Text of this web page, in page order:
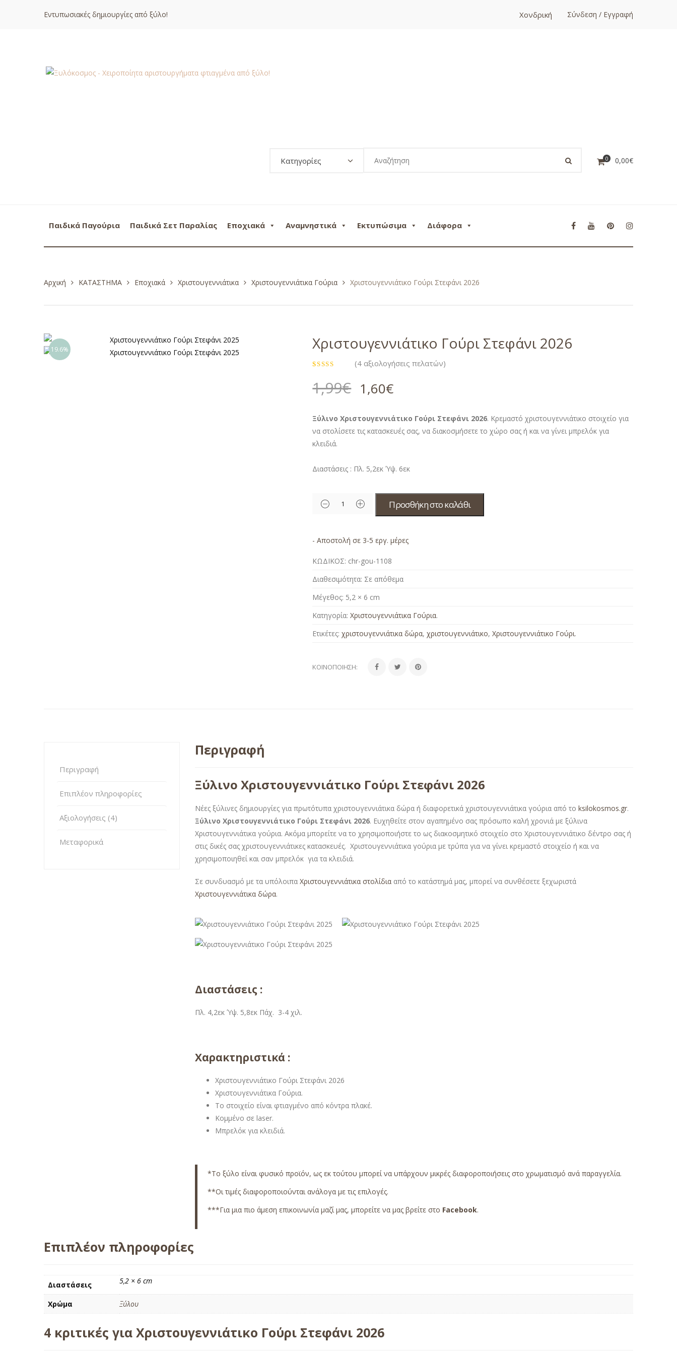
Εντυπωσιακές δημιουργίες από ξύλο! Χονδρική Σύνδεση / Εγγραφή
Κατηγορίες 0 0,00€
Παιδικά Παγούρια Παιδικά Σετ Παραλίας Εποχιακά Αναμνηστικά Εκτυπώσιμα Διάφορα
Αρχική ΚΑΤΑΣΤΗΜΑ Εποχιακά Χριστουγεννιάτικα Χριστουγεννιάτικα Γούρια Χριστουγεννιάτικο Γούρι Στεφάνι 2026
19.6% Χριστουγεννιάτικο Γούρι Στεφάνι 2026
από 5 με
βάση
(4 αξιολογήσεις πελατών)
1,99€ 1,60€
Ξύλινο Χριστουγεννιάτικο Γούρι Στεφάνι 2026. Κρεμαστό χριστουγεννιάτικο στοιχείο για
να στολίσετε τις κατασκευές σας, να διακοσμήσετε το χώρο σας ή και να γίνει μπρελόκ για
κλειδιά.
Διαστάσεις : Πλ. 5,2εκ Ύψ. 6εκ
Προσθήκη στο καλάθι
- Αποστολή σε 3-5 εργ. μέρες
ΚΩΔΙΚΟΣ: chr-gou-1108
Διαθεσιμότητα: Σε απόθεμα
Μέγεθος: 5,2 × 6 cm
Κατηγορία: Χριστουγεννιάτικα Γούρια.
Ετικέτες:χριστουγεννιάτικα δώρα,χριστουγεννιάτικο,Χριστουγεννιάτικο Γούρι.
ΚΟΙΝΟΠΟΊΗΣΗ:
Περιγραφή
Επιπλέον πληροφορίες
Αξιολογήσεις (4)
Μεταφορικά
Περιγραφή
Ξύλινο Χριστουγεννιάτικο Γούρι Στεφάνι 2026
Νέες ξύλινες δημιουργίες για πρωτότυπα χριστουγεννιάτικα δώρα ή διαφορετικά χριστουγεννιάτικα γούρια από το ksilokosmos.gr.
Ξύλινο Χριστουγεννιάτικο Γούρι Στεφάνι 2026. Ευχηθείτε στον αγαπημένο σας πρόσωπο καλή χρονιά με ξύλινα
Χριστουγεννιάτικα γούρια. Ακόμα μπορείτε να το χρησιμοποιήστε το ως διακοσμητικό στοιχείο στο Χριστουγεννιάτικο δέντρο σας ή
στις δικές σας χριστουγεννιάτικες κατασκευές. Χριστουγεννιάτικα γούρια με τρύπα για να γίνει κρεμαστό στοιχείο ή και να
χρησιμοποιηθεί και σαν μπρελόκ για τα κλειδιά.
Σε συνδυασμό με τα υπόλοιπα Χριστουγεννιάτικα στολίδια από το κατάστημά μας, μπορεί να συνθέσετε ξεχωριστά
Χριστουγεννιάτικα δώρα.
Διαστάσεις :
Πλ. 4,2εκ Ύψ. 5,8εκ Πάχ. 3-4 χιλ.
Χαρακτηριστικά :
Χριστουγεννιάτικο Γούρι Στεφάνι 2026
Χριστουγεννιάτικα Γούρια.
Το στοιχείο είναι φτιαγμένο από κόντρα πλακέ.
Κομμένο σε laser.
Μπρελόκ για κλειδιά.
*Το ξύλο είναι φυσικό προϊόν, ως εκ τούτου μπορεί να υπάρχουν μικρές διαφοροποιήσεις στο χρωματισμό ανά παραγγελία.
**Οι τιμές διαφοροποιούνται ανάλογα με τις επιλογές.
***Για μια πιο άμεση επικοινωνία μαζί μας, μπορείτε να μας βρείτε στο Facebook.
Επιπλέον πληροφορίες
Διαστάσεις 5,2 × 6 cm
Χρώμα Ξύλου
4 κριτικές για Χριστουγεννιάτικο Γούρι Στεφάνι 2026